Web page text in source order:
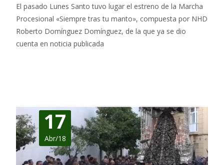
El pasado Lunes Santo tuvo lugar el estreno de la Marcha
Procesional «Siempre tras tu manto», compuesta por NHD
Roberto Domínguez Domínguez, de la que ya se dio
cuenta en noticia publicada
17
Abr/18